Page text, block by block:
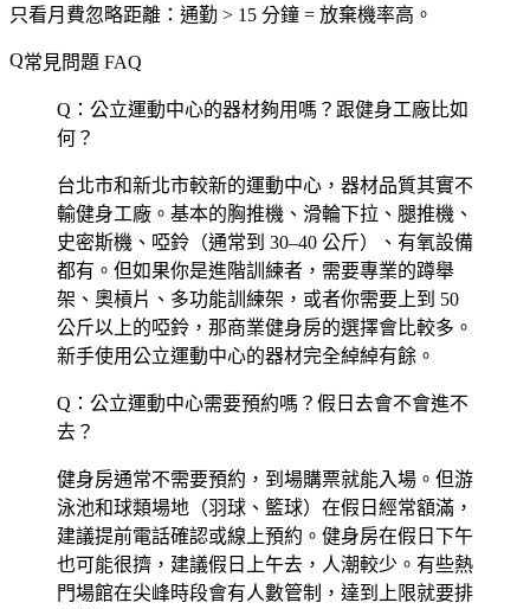
只看月費忽略距離 ：通勤 > 15 分鐘 = 放棄機率高。
常見問題 FAQ
Q：公立運動中心的器材夠用嗎？跟健身工廠比如
何？
台北市和新北市較新的運動中心，器材品質其實不
輸健身工廠。基本的胸推機、滑輪下拉、腿推機、
史密斯機、啞鈴（通常到 30–40 公斤）、有氧設備
都有。但如果你是進階訓練者，需要專業的蹲舉
架、奧槓片、多功能訓練架，或者你需要上到 50
公斤以上的啞鈴，那商業健身房的選擇會比較多。
新手使用公立運動中心的器材完全綽綽有餘。
Q：公立運動中心需要預約嗎？假日去會不會進不
去？
健身房通常不需要預約，到場購票就能入場。但游
泳池和球類場地（羽球、籃球）在假日經常額滿，
建議提前電話確認或線上預約。健身房在假日下午
也可能很擠，建議假日上午去，人潮較少。有些熱
門場館在尖峰時段會有人數管制，達到上限就要排